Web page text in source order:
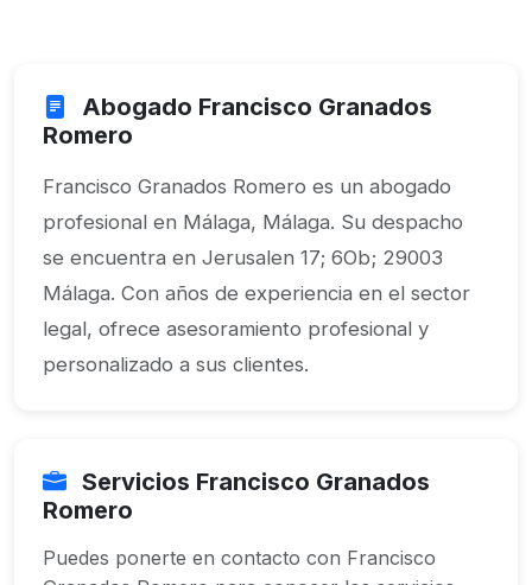
Abogado Francisco Granados
Romero
Francisco Granados Romero es un abogado
profesional en Málaga, Málaga. Su despacho
se encuentra en Jerusalen 17; 6Ob; 29003
Málaga. Con años de experiencia en el sector
legal, ofrece asesoramiento profesional y
personalizado a sus clientes.
Servicios Francisco Granados
Romero
Puedes ponerte en contacto con Francisco